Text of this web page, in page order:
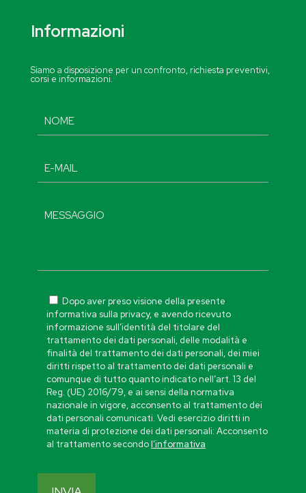
Informazioni
Siamo a disposizione per un confronto, richiesta preventivi,
corsi e informazioni.
Dopo aver preso visione della presente
informativa sulla privacy, e avendo ricevuto
informazione sull’identità del titolare del
trattamento dei dati personali, delle modalità e
finalità del trattamento dei dati personali, dei miei
diritti rispetto al trattamento dei dati personali e
comunque di tutto quanto indicato nell’art. 13 del
Reg. (UE) 2016/79, e ai sensi della normativa
nazionale in vigore, acconsento al trattamento dei
dati personali comunicati. Vedi esercizio diritti in
materia di protezione dei dati personali: Acconsento
al trattamento secondol’informativa